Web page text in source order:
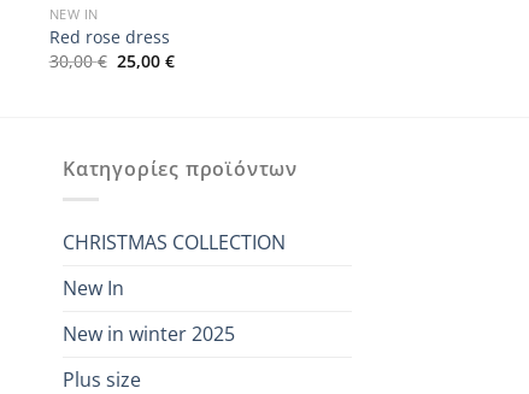
NEW IN
Red rose dress
30,00€ Original
price
25,00 €Η
Κατηγορίες προϊόντων
CHRISTMAS COLLECTION
New In
New in winter 2025
Plus size